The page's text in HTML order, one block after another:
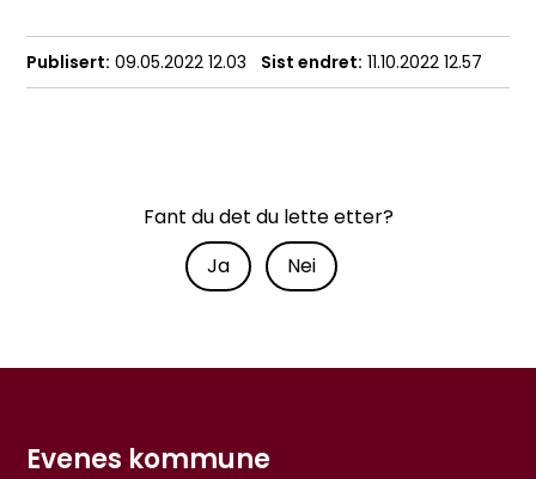
Publisert 09.05.2022 12.03 Sist endret 11.10.2022 12.57
Fant du det du lette etter?
Ja
Nei
Evenes kommune